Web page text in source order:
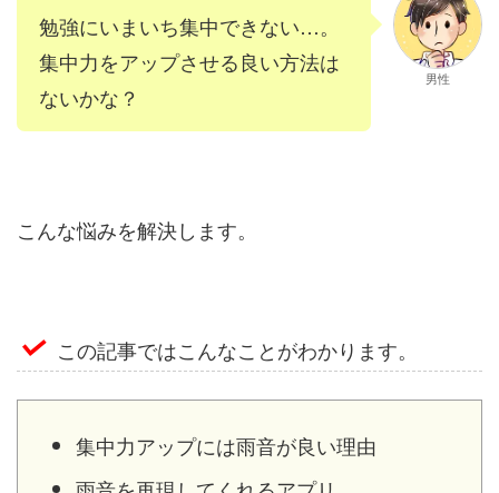
勉強にいまいち集中できない…。
集中力をアップさせる良い方法は
ないかな？
男性
こんな悩みを解決します。
この記事ではこんなことがわかります。
集中力アップには雨音が良い理由